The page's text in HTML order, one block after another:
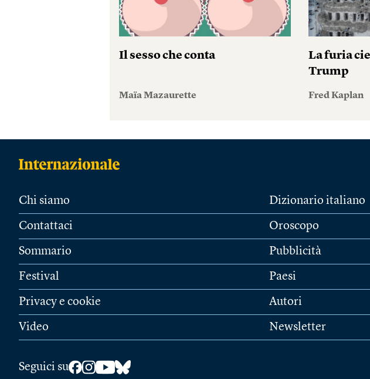
Il sesso che conta
Maïa Mazaurette
La furia
Trump
Fred Kaplan
Chi siamo
Contattaci
Sommario
Festival
Privacy e cookie
Video
Dizionario italiano
Oroscopo
Pubblicità
Paesi
Autori
Newsletter
Seguici su